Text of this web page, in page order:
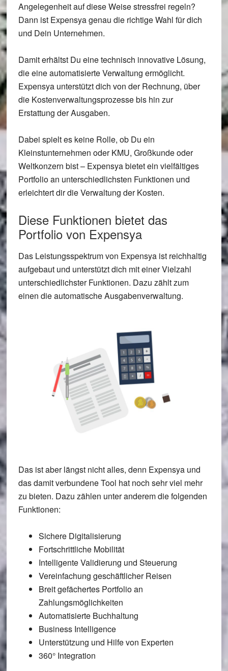
Angelegenheit auf diese Weise stressfrei regeln?
Dann ist Expensya genau die richtige Wahl für dich
und Dein Unternehmen.
Damit erhältst Du eine technisch innovative Lösung,
die eine automatisierte Verwaltung ermöglicht.
Expensya unterstützt dich von der Rechnung, über
die Kostenverwaltungsprozesse bis hin zur
Erstattung der Ausgaben.
Dabei spielt es keine Rolle, ob Du ein
Kleinstunternehmen oder KMU, Großkunde oder
Weltkonzern bist – Expensya bietet ein vielfältiges
Portfolio an unterschiedlichsten Funktionen und
erleichtert dir die Verwaltung der Kosten.
Diese Funktionen bietet das
Portfolio von Expensya
Das Leistungsspektrum von Expensya ist reichhaltig
aufgebaut und unterstützt dich mit einer Vielzahl
unterschiedlichster Funktionen. Dazu zählt zum
einen die automatische Ausgabenverwaltung.
Das ist aber längst nicht alles, denn Expensya und
das damit verbundene Tool hat noch sehr viel mehr
zu bieten. Dazu zählen unter anderem die folgenden
Funktionen:
Sichere Digitalisierung
Fortschrittliche Mobilität
Intelligente Validierung und Steuerung
Vereinfachung geschäftlicher Reisen
Breit gefächertes Portfolio an
Zahlungsmöglichkeiten
Automatisierte Buchhaltung
Business Intelligence
Unterstützung und Hilfe von Experten
360° Integration